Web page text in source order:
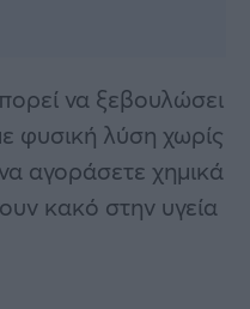
να ξεβουλώσει
φυσική λύση χωρίς
αγοράσετε χημικά
κακό στην υγεία